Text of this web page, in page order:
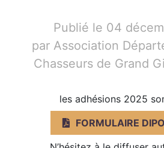
Publié le 04
par Association
Chasseurs de Grand
les adhésions 2025
FORMULAIRE